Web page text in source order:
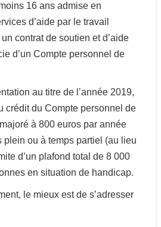
16 ans admise en
d’aide par le travail
contrat de soutien et d’aide
d’un Compte personnel de
au titre de l’année 2019,
crédit du Compte personnel de
à 800 euros par année
plein ou à temps partiel (au lieu
d’un plafond total de 8 000
en situation de handicap.
le mieux est de s’adresser